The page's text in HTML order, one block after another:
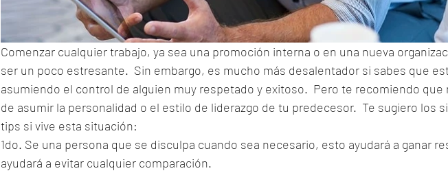
Comenzar cualquier trabajo, ya sea una promoción interna o en una nueva
ser un poco estresante.  Sin embargo, es mucho más desalentador si sabes que
asumiendo el control de alguien muy respetado y exitoso.  Pero te recomiendo que
de asumir la personalidad o el estilo de liderazgo de tu predecesor.  Te sugiero los
tips si vive esta situación:
1do. Se una persona que se disculpa cuando sea necesario, esto ayudará a ganar
ayudará a evitar cualquier comparación.